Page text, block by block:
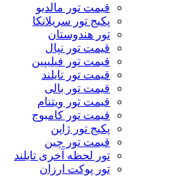
قیمت تور مالدیو
پکیج تور سریلانکا
تور هندوستان
قیمت تور نپال
قیمت تور فیلیپین
قیمت تور تایلند
قیمت تور بالی
قیمت تور ویتنام
قیمت تور کامبوج
پکیج تور ژاپن
قیمت تور چین
تور لحظه آخری تایلند
تور پوکت ارزان